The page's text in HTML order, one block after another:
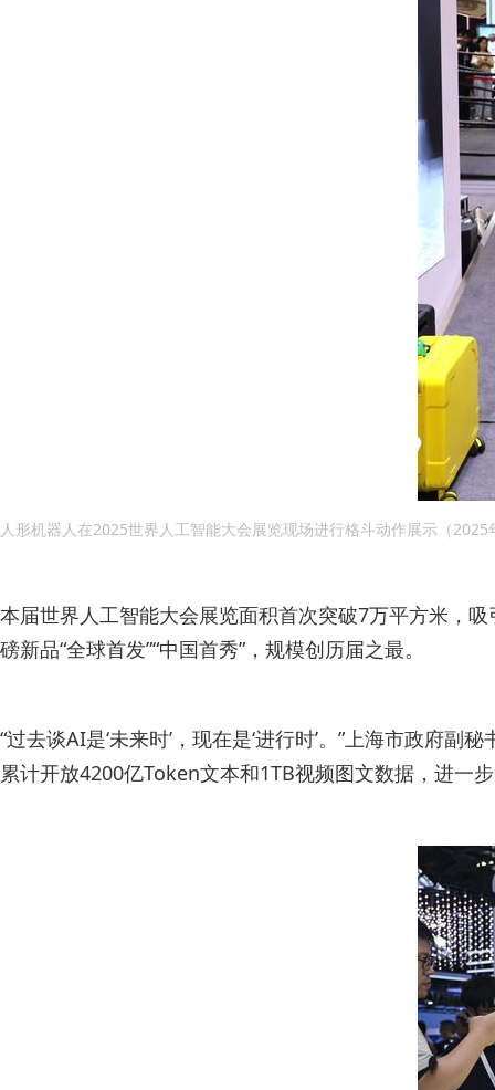
人形机器人在2025世界人工智能大会展览现场进行格斗动作展示（
本届世界人工智能大会展览面积首次突破7万平方米，
磅新品“全球首发”“中国首秀”，规模创历届之最。
“过去谈AI是‘未来时’，现在是‘进行时’。”上海市政府
累计开放4200亿Token文本和1TB视频图文数据，进一